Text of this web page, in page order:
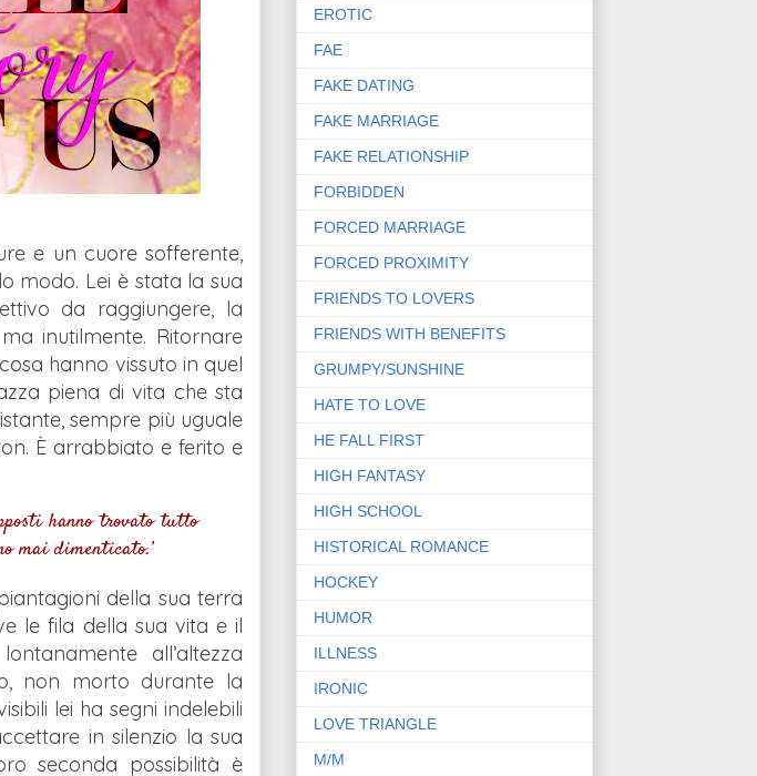
e un cuore sofferente,
modo. Lei è stata la sua
da raggiungere, la
inutilmente. Ritornare
hanno vissuto in quel
piena di vita che sta
sempre più uguale
È arrabbiato e ferito e
hanno trovato tutto
mai dimenticato.’
della sua terra
le fila della sua vita e il
all’altezza
non morto durante la
lei ha segni indelebili
in silenzio la sua
seconda possibilità è
EROTIC
FAE
FAKE DATING
FAKE MARRIAGE
FAKE RELATIONSHIP
FORBIDDEN
FORCED MARRIAGE
FORCED PROXIMITY
FRIENDS TO LOVERS
FRIENDS WITH BENEFITS
GRUMPY/SUNSHINE
HATE TO LOVE
HE FALL FIRST
HIGH FANTASY
HIGH SCHOOL
HISTORICAL ROMANCE
HOCKEY
HUMOR
ILLNESS
IRONIC
LOVE TRIANGLE
M/M